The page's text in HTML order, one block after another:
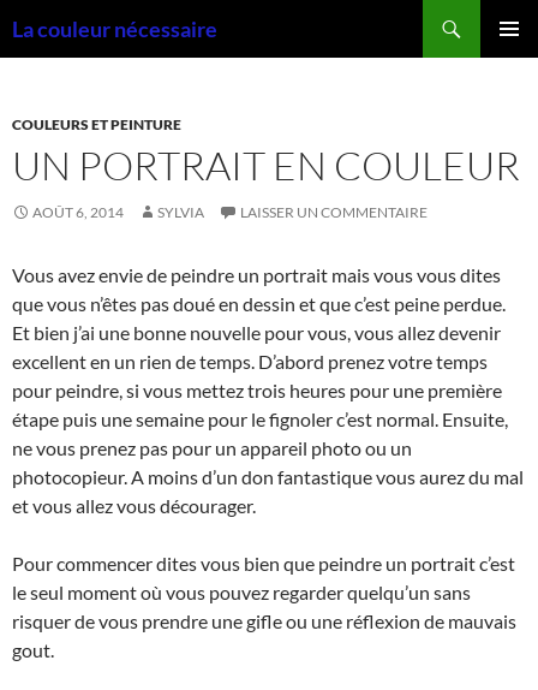
auLa couleur nécessaire
COULEURS ET PEINTURE
UN PORTRAIT EN COULEUR
AOÛT 6, 2014 SYLVIA LAISSER UN COMMENTAIRE
Vous avez envie de peindre un portrait mais vous vous dites
que vous n’êtes pas doué en dessin et que c’est peine perdue.
Et bien j’ai une bonne nouvelle pour vous, vous allez devenir
excellent en un rien de temps. D’abord prenez votre temps
pour peindre, si vous mettez trois heures pour une première
étape puis une semaine pour le fignoler c’est normal. Ensuite,
ne vous prenez pas pour un appareil photo ou un
photocopieur. A moins d’un don fantastique vous aurez du mal
et vous allez vous décourager.
Pour commencer dites vous bien que peindre un portrait c’est
le seul moment où vous pouvez regarder quelqu’un sans
risquer de vous prendre une gifle ou une réflexion de mauvais
gout.